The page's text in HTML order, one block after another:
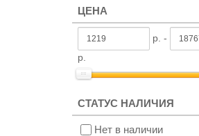
ЦЕНА
р. -
р.
СТАТУС НАЛИЧИЯ
Нет в наличии